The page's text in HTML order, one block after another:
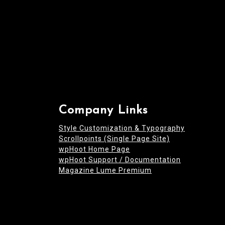
Company Links
Style Customization & Typography
Scrollpoints (Single Page Site)
wpHoot Home Page
wpHoot Support / Documentation
Magazine Lume Premium